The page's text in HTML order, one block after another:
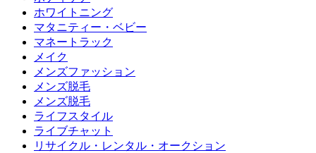
ホワイトニング
マタニティー・ベビー
マネートラック
メイク
メンズファッション
メンズ脱毛
メンズ脱毛
ライフスタイル
ライブチャット
リサイクル・レンタル・オークション